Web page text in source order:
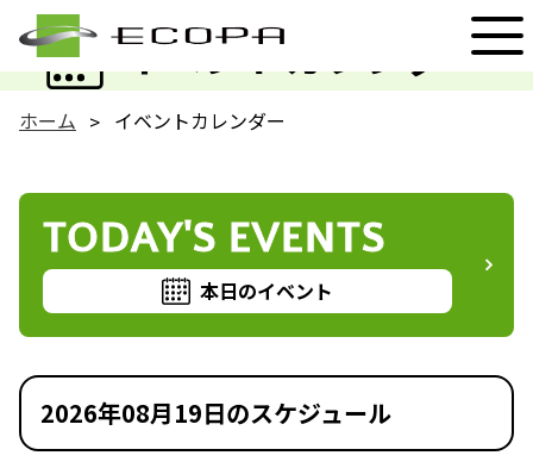
イベントカレンダー
EVENT
ホーム イベントカレンダー
TODAY'S EVENTS
本日のイベント
2026年08月19日のスケジュール